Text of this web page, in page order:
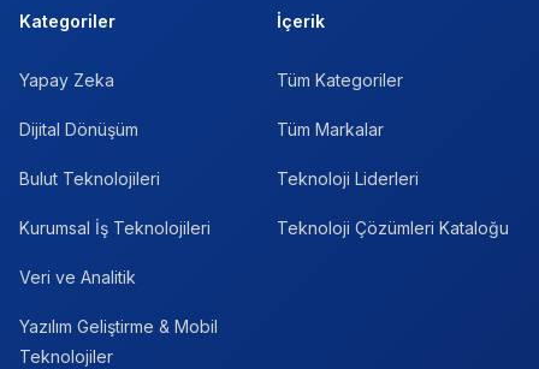
Kategoriler
Yapay Zeka
Dijital Dönüşüm
Bulut Teknolojileri
Kurumsal İş Teknolojileri
Veri ve Analitik
Yazılım Geliştirme & Mobil
Teknolojiler
İçerik
Tüm Kategoriler
Tüm Markalar
Teknoloji Liderleri
Teknoloji Çözümleri Kataloğu